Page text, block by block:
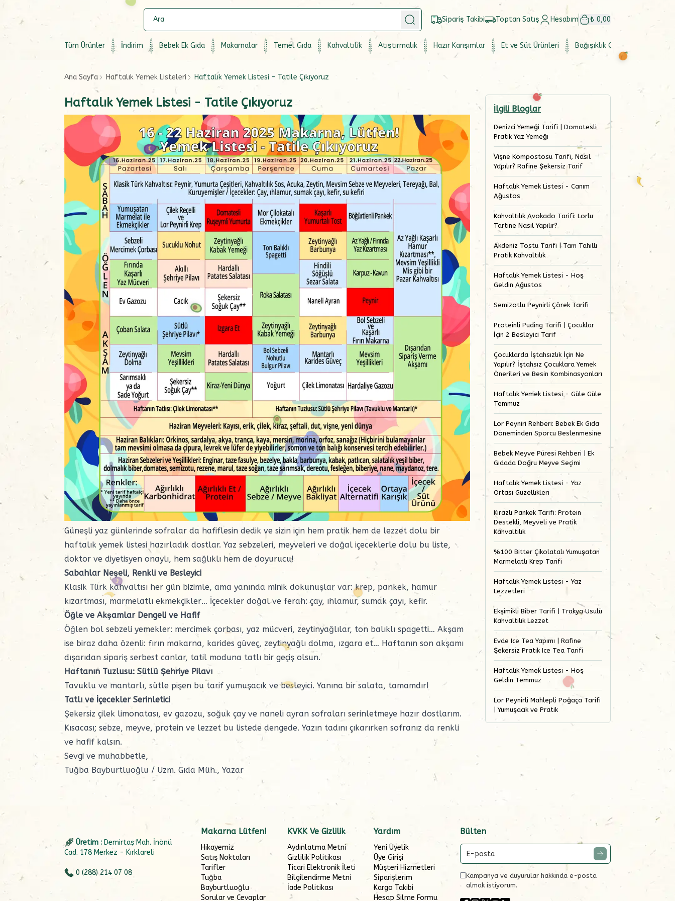
Sipariş Takibi Toptan Satış Hesabım ₺ 0,00
Tüm Ürünler İndirim Bebek Ek Gıda Makarnalar Temel Gıda Kahvaltılık Atıştırmalık Hazır Karışımlar Et ve Süt Ürünleri Bağışıklık Güçlendirici
Ana Sayfa Haftalık Yemek Listeleri Haftalık Yemek Listesi - Tatile Çıkıyoruz
Haftalık Yemek Listesi - Tatile Çıkıyoruz
Güneşli yaz günlerinde sofralar da hafiflesin dedik ve sizin için hem pratik hem de lezzet dolu bir
haftalık yemek listesi hazırladık dostlar. Yaz sebzeleri, meyveleri ve doğal içeceklerle dolu bu liste,
doktor ve diyetisyen onaylı, hem sağlıklı hem de doyurucu!
Sabahlar Neşeli, Renkli ve Besleyici
Klasik Türk kahvaltısı her gün bizimle, ama yanında minik dokunuşlar var:krep, pankek, hamur
kızartması, marmelatlı ekmekçikler… İçecekler doğal ve ferah: çay, ıhlamur, sumak çayı, kefir.
Öğle ve Akşamlar Dengeli ve Hafif
Öğlen bol sebzeli yemekler: mercimek çorbası, yaz mücveri, zeytinyağlılar, ton balıklı spagetti… Akşam
ise biraz daha özenli: fırın makarna, karides güveç, zeytinyağlı dolma, ızgara et… Haftanın son akşamı
dışarıdan sipariş serbest canlar, tatil moduna tatlı bir geçiş olsun.
Haftanın Tuzlusu: Sütlü Şehriye Pilavı
Tavuklu ve mantarlı, sütle pişen bu tarif yumuşacık ve besleyici. Yanına bir salata, tamamdır!
Tatlı ve İçecekler Serinletici
Şekersiz çilek limonatası, ev gazozu, soğuk çay ve naneli ayran sofraları serinletmeye hazır dostlarım.
Kısacası; sebze, meyve, protein ve lezzet bu listede dengede. Yazın tadını çıkarırken sofranız da renkli
ve hafif kalsın.
Sevgi ve muhabbetle,
Tuğba Bayburtluoğlu / Uzm. Gıda Müh., Yazar
İlgili Bloglar
Denizci Yemeği Tarifi | Domatesli
Pratik Yaz Yemeği
Vişne Kompostosu Tarifi, Nasıl
Yapılır? Rafine Şekersiz Tarif
Haftalık Yemek Listesi - Canım
Ağustos
Kahvaltılık Avokado Tarifi: Lorlu
Tartine Nasıl Yapılır?
Akdeniz Tostu Tarifi | Tam Tahıllı
Pratik Kahvaltılık
Haftalık Yemek Listesi - Hoş
Geldin Ağustos
Semizotlu Peynirli Çörek Tarifi
Proteinli Puding Tarifi | Çocuklar
İçin 2 Besleyici Tarif
Çocuklarda İştahsızlık İçin Ne
Yapılır? İştahsız Çocuklara Yemek
Önerileri ve Besin Kombinasyonları
Haftalık Yemek Listesi - Güle Güle
Temmuz
Lor Peyniri Rehberi: Bebek Ek Gıda
Döneminden Sporcu Beslenmesine
Bebek Meyve Püresi Rehberi | Ek
Gıdada Doğru Meyve Seçimi
Haftalık Yemek Listesi - Yaz
Ortası Güzellikleri
Kirazlı Pankek Tarifi: Protein
Destekli, Meyveli ve Pratik
Kahvaltılık
%100 Bitter Çikolatalı Yumuşatan
Marmelatlı Krep Tarifi
Haftalık Yemek Listesi - Yaz
Lezzetleri
Ekşimikli Biber Tarifi | Trakya Usulü
Kahvaltılık Lezzet
Evde Ice Tea Yapımı | Rafine
Şekersiz Pratik Ice Tea Tarifi
Haftalık Yemek Listesi - Hoş
Geldin Temmuz
Lor Peynirli Mahlepli Poğaça Tarifi
| Yumuşacık ve Pratik
Üretim : Demirtaş Mah. İnönü
Cad. 178 Merkez - Kırklareli
0 (288) 214 07 08
Makarna Lütfen!
Hikayemiz
Satış Noktaları
Tarifler
Tuğba
Bayburtluoğlu
Sorular ve Cevaplar
KVKK Ve Gizlilik
Aydınlatma Metni
Gizlilik Politikası
Ticari Elektronik İleti
Bilgilendirme Metni
İade Politikası
Yardım
Yeni Üyelik
Üye Girişi
Müşteri Hizmetleri
Siparişlerim
Kargo Takibi
Hesap Silme Formu
Bülten
Kampanya ve duyurular hakkında e-posta
almak istiyorum.